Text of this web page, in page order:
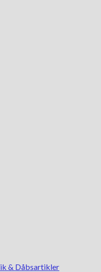
& Dåbsartikler